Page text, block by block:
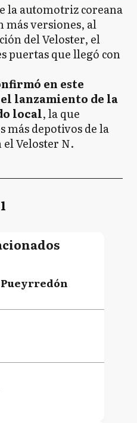
la automotriz coreana
más versiones, al
del Veloster, el
puertas que llegó con
en este
lanzamiento de la
local, la que
más depotivos de la
el Veloster N.